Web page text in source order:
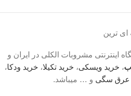
ترین
اینترنتی مشروبات الکلی در ایران و
، خرید ویسکی، خرید تکیلا، خرید ودکا،
عرق سگی و … میباشد.